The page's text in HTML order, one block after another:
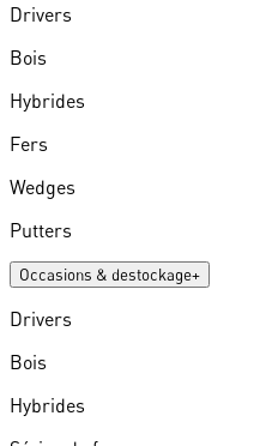
Drivers
Bois
Hybrides
Fers
Wedges
Putters
Occasions & destockage+
Drivers
Bois
Hybrides